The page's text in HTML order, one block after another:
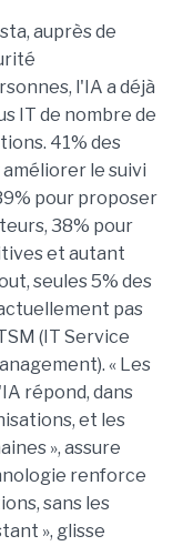
auprès de
l'IA a déjà
IT de nombre de
41% des
le suivi
pour proposer
38% pour
et autant
seules 5% des
pas
(IT Service
« Les
répond, dans
et les
», assure
renforce
sans les
», glisse